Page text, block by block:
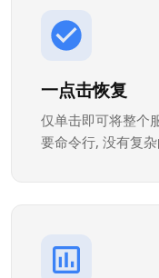
一点击恢复
仅单击即可将整个
要命令行, 没有复杂